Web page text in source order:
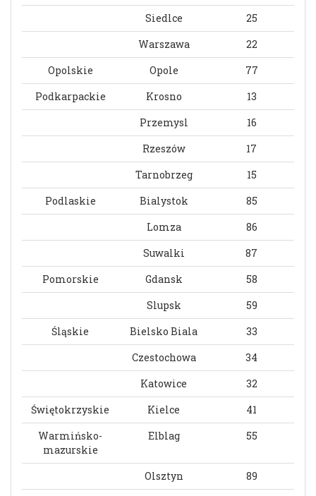
Siedlce
25
Warszawa
22
Opolskie
Opole
77
Podkarpackie
Krosno
13
Przemysl
16
Rzeszów
17
Tarnobrzeg
15
Podlaskie
Bialystok
85
Lomza
86
Suwalki
87
Pomorskie
Gdansk
58
Slupsk
59
Śląskie
Bielsko Biala
33
Czestochowa
34
Katowice
32
Świętokrzyskie
Kielce
41
Warmińsko-
mazurskie
Elblag 55
Olsztyn
89